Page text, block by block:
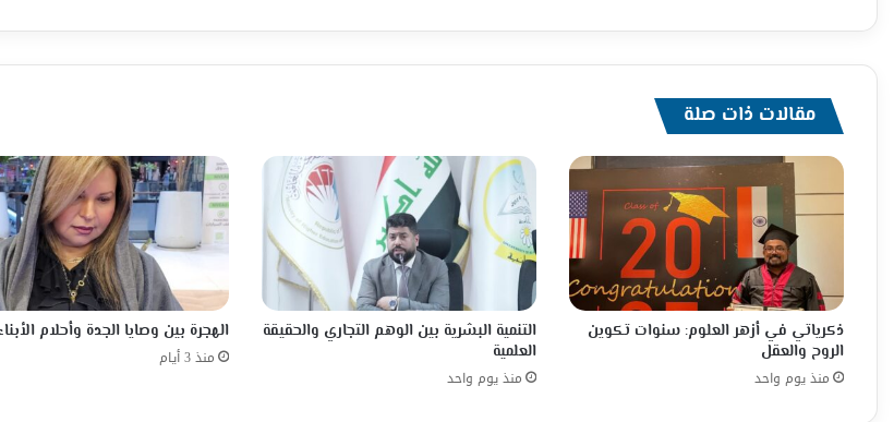
مقالات ذات صلة
ذكرياتي في أزهر العلوم: سنوات تكوين
الروح والعقل
منذ يوم واحد
التنمية البشرية بين الوهم التجاري والحقيقة
العلمية
منذ يوم واحد
الهجرة بين وصايا الجدة وأحلام
منذ 3 أيام